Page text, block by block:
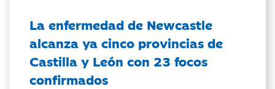
La enfermedad de Newcastle
alcanza ya cinco provincias de
Castilla y León con 23 focos
confirmados